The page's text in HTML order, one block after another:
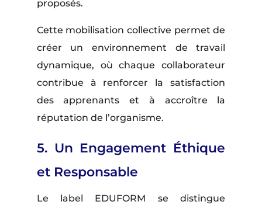
proposés.
Cette mobilisation collective permet de
créer un environnement de travail
dynamique, où chaque collaborateur
contribue à renforcer la satisfaction
des apprenants et à accroître la
réputation de l’organisme.
5. Un Engagement Éthique
et Responsable
Le label EDUFORM se distingue